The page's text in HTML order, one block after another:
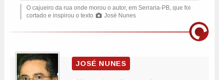
O cajueiro da rua onde morou o autor, em Serraria-PB, que foi
cortado e inspirou o texto
José Nunes